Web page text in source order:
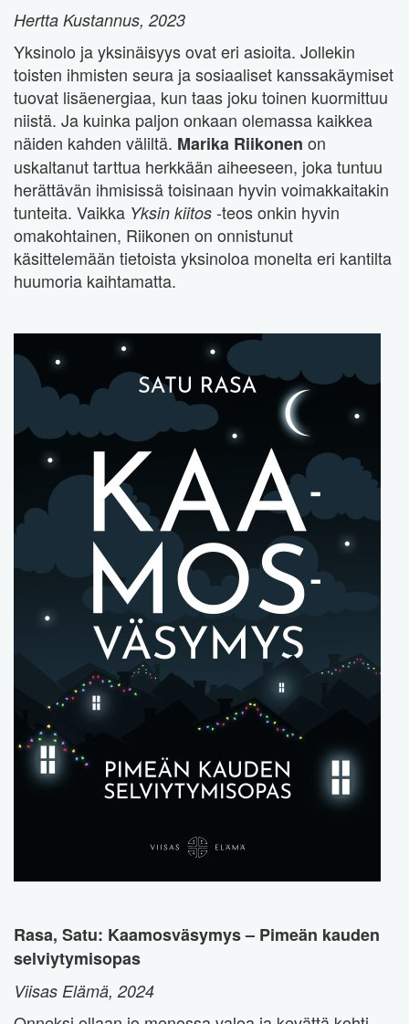
Hertta Kustannus, 2023
Yksinolo ja yksinäisyys ovat eri asioita. Jollekin
toisten ihmisten seura ja sosiaaliset kanssakäymiset
tuovat lisäenergiaa, kun taas joku toinen kuormittuu
niistä. Ja kuinka paljon onkaan olemassa kaikkea
näiden kahden väliltä. Marika Riikonen on
uskaltanut tarttua herkkään aiheeseen, joka tuntuu
herättävän ihmisissä toisinaan hyvin voimakkaitakin
tunteita. Vaikka Yksin kiitos -teos onkin hyvin
omakohtainen, Riikonen on onnistunut
käsittelemään tietoista yksinoloa monelta eri kantilta
huumoria kaihtamatta.
Rasa, Satu: Kaamosväsymys – Pimeän kauden
selviytymisopas
Viisas Elämä, 2024